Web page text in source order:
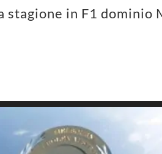
stagione in F1